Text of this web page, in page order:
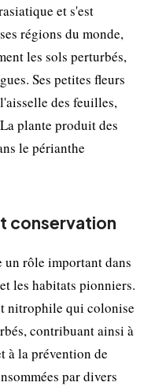
et s'est
régions du monde,
les sols perturbés,
Ses petites fleurs
des feuilles,
plante produit des
le périanthe
conservation
un rôle important dans
les habitats pionniers.
nitrophile qui colonise
contribuant ainsi à
à la prévention de
par divers